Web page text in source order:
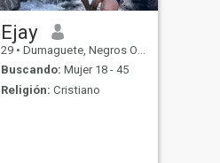
Ejay
29 • Dumaguete, Negros Oriental, Filipinas
Buscando: Mujer 18 - 45
Religión: Cristiano